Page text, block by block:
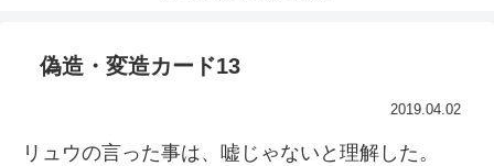
偽造・変造カード13
2019.04.02
リュウの言った事は、嘘じゃないと理解した。